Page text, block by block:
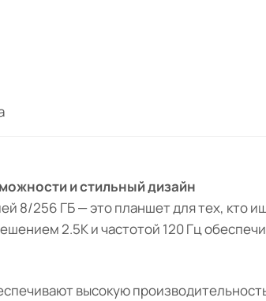
и стильный дизайн
8/256 ГБ — это планшет для тех, кто
2.5K и частотой 120 Гц
высокую